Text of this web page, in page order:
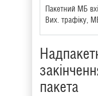
Пакетний МБ
Вих. трафіку,
пакета